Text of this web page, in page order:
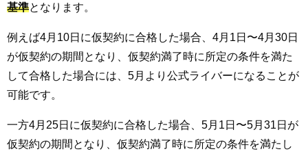
基準となります。
例えば4月10日に仮契約に合格した場合、4月1日〜4月30日
が仮契約の期間となり、仮契約満了時に所定の条件を満た
して合格した場合には、5月より公式ライバーになることが
可能です。
一方4月25日に仮契約に合格した場合、5月1日〜5月31日が
仮契約の期間となり、仮契約満了時に所定の条件を満たし